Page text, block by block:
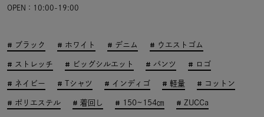
OPEN：10:00-19:00
ブラック ホワイト デニム ウエストゴム
ストレッチ ビッグシルエット パンツ ロゴ
ネイビー Tシャツ インディゴ 軽量 コットン
ポリエステル 着回し 150~154㎝ ZUCCa